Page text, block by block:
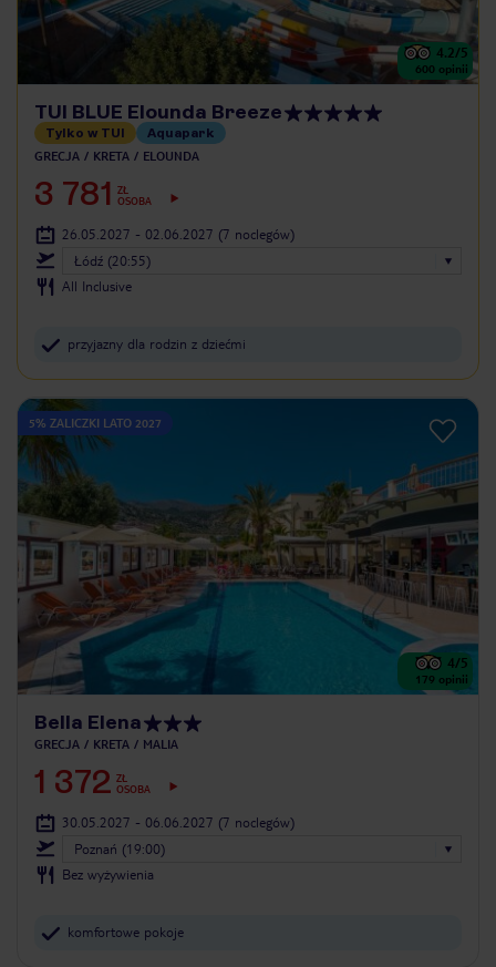
4.2/5
600 opinii
TUI BLUE Elounda Breeze
Tylko w TUI Aquapark
GRECJA KRETA ELOUNDA
3 781
ZŁ
OSOBA
26.05.2027 - 02.06.2027 (7 noclegów)
Łódź (20:55)
All Inclusive
przyjazny dla rodzin z dziećmi
5% ZALICZKI LATO 2027
4/5
179 opinii
Bella Elena
GRECJA KRETA MALIA
1 372 ZŁ
OSOBA
30.05.2027 - 06.06.2027 (7 noclegów)
Poznań (19:00)
Bez wyżywienia
komfortowe pokoje